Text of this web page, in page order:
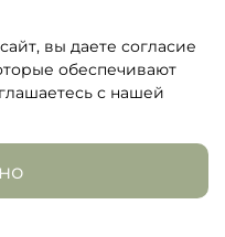
вы даете согласие
обеспечивают
с нашей